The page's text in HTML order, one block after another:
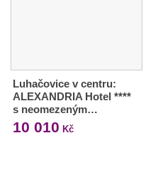
Luhačovice v centru:
ALEXANDRIA Hotel ****
s neomezeným…
10 010 Kč